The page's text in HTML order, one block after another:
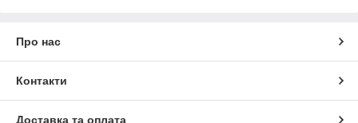
Про нас
Контакти
Доставка та оплата